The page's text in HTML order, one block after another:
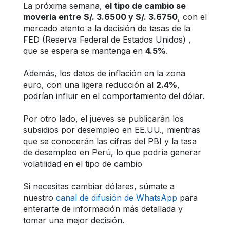
La próxima semana, el tipo de cambio se
movería entre S/. 3.6500 y S/. 3.6750, con el
mercado atento a la decisión de tasas de la
FED (Reserva Federal de Estados Unidos) ,
que se espera se mantenga en 4.5%.
Además, los datos de inflación en la zona
euro, con una ligera reducción al 2.4%,
podrían influir en el comportamiento del dólar.
Por otro lado, el jueves se publicarán los
subsidios por desempleo en EE.UU., mientras
que se conocerán las cifras del PBI y la tasa
de desempleo en Perú, lo que podría generar
volatilidad en el tipo de cambio
Si necesitas cambiar dólares, súmate a
nuestro canal de difusión de WhatsApp para
enterarte de información más detallada y
tomar una mejor decisión.